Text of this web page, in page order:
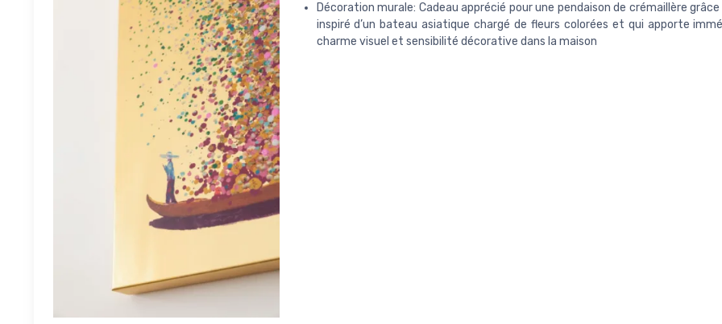
Décoration murale: Cadeau apprécié pour une pendaison de crémaillère
inspiré d’un bateau asiatique chargé de fleurs colorées et qui apporte
charme visuel et sensibilité décorative dans la maison